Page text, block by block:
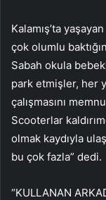
Kalamış’ta
çok olumlu
Sabah okula
park etmişler, her
çalışmasını
Scooterlar
olmak kaydıyla
bu çok fazla” dedi.
“KULLANAN